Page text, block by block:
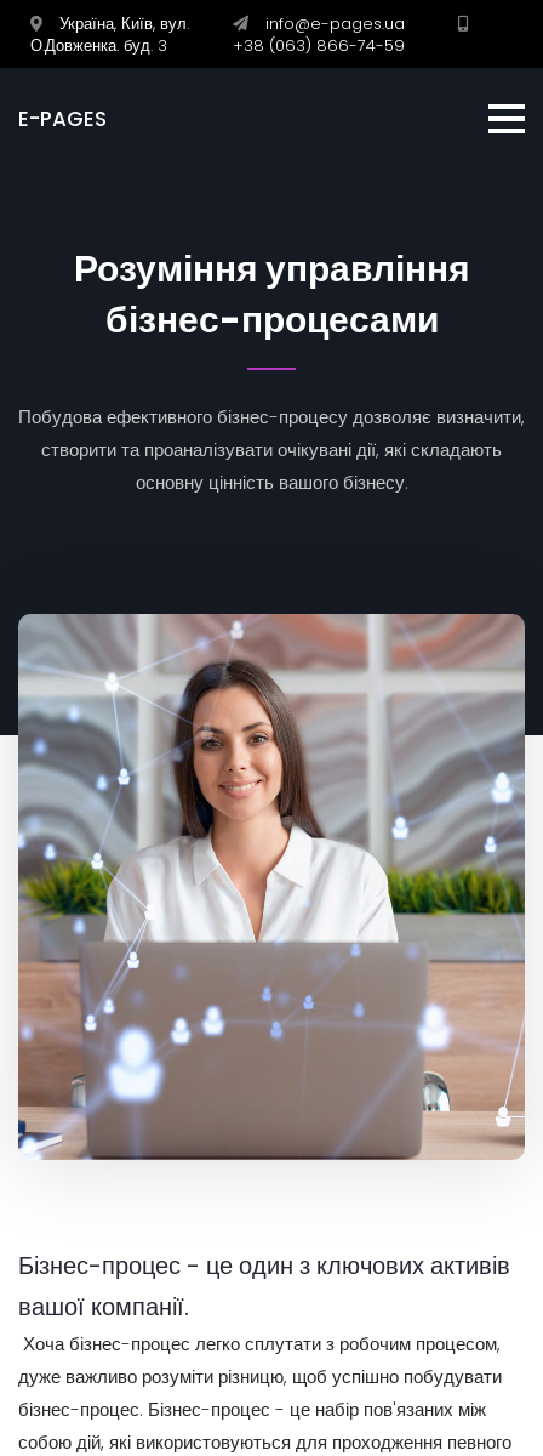
Україна, Київ, вул.
О.Довженка. буд. 3
info@e-pages.ua
+38 (063) 866-74-59
E-PAGES
Розуміння управління
бізнес-процесами
Побудова ефективного бізнес-процесу дозволяє визначити,
створити та проаналізувати очікувані дії, які складають
основну цінність вашого бізнесу.
Бізнес-процес - це один з ключових активів
вашої компанії.
Хоча бізнес-процес легко сплутати з робочим процесом,
дуже важливо розуміти різницю, щоб успішно побудувати
бізнес-процес. Бізнес-процес - це набір пов'язаних між
собою дій, які використовуються для проходження певного